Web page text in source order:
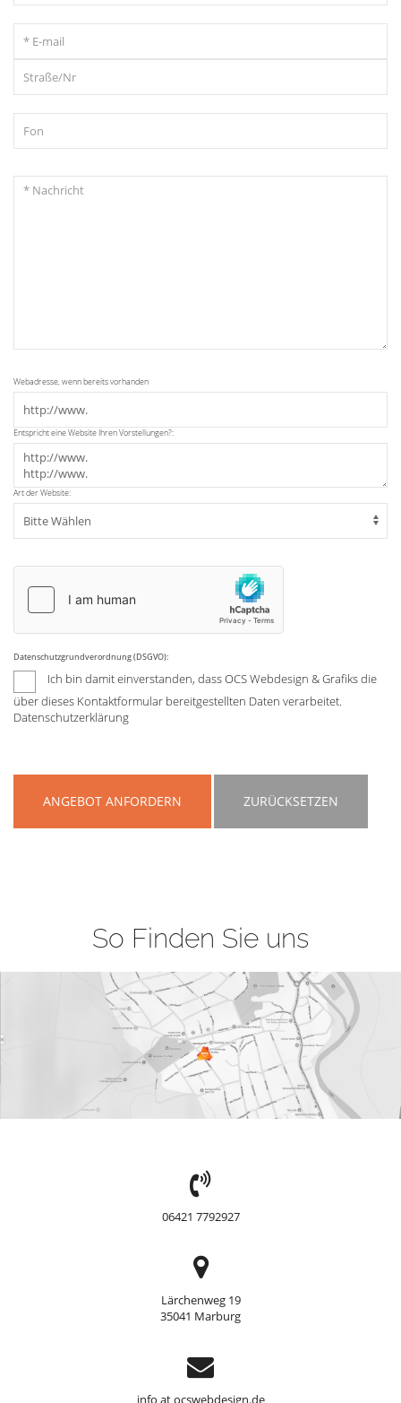
Webadresse, wenn bereits vorhanden
Entspricht eine Website Ihren Vorstellungen?:
Art der Website:
Datenschutzgrundverordnung (DSGVO):
Ich bin damit einverstanden, dass OCS Webdesign & Grafiks die
über dieses Kontaktformular bereitgestellten Daten verarbeitet.
Datenschutzerklärung
ANGEBOT ANFORDERN ZURÜCKSETZEN
So Finden Sie uns
TEL:
06421 7792927
Adresse
Lärchenweg 19
35041 Marburg
Support
info at ocswebdesign.de